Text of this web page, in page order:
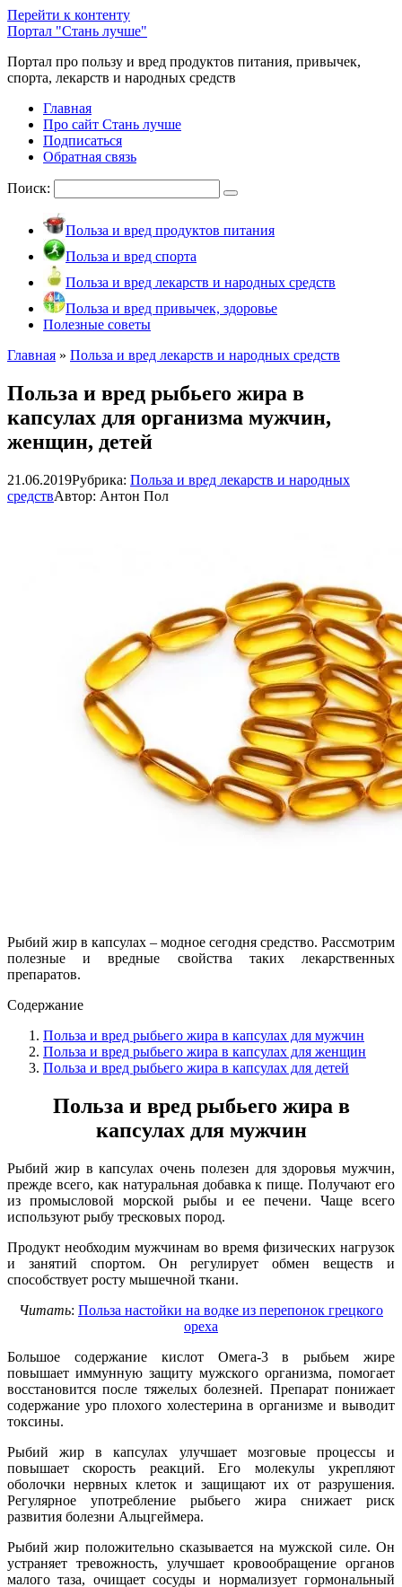
Перейти к контенту
Портал "Стань лучше"
Портал про пользу и вред продуктов питания, привычек,
спорта, лекарств и народных средств
Главная
Про сайт Стань лучше
Подписаться
Обратная связь
Поиск:
Польза и вред продуктов питания
Польза и вред спорта
Польза и вред лекарств и народных средств
Польза и вред привычек, здоровье
Полезные советы
Главная » Польза и вред лекарств и народных средств
Польза и вред рыбьего жира в
капсулах для организма мужчин,
женщин, детей
21.06.2019Рубрика: Польза и вред лекарств и народных
средствАвтор: Антон Пол
Рыбий жир в капсулах – модное сегодня средство. Рассмотрим
полезные и вредные свойства таких лекарственных
препаратов.
Содержание
Польза и вред рыбьего жира в капсулах для мужчин
Польза и вред рыбьего жира в капсулах для женщин
Польза и вред рыбьего жира в капсулах для детей
Польза и вред рыбьего жира в
капсулах для мужчин
Рыбий жир в капсулах очень полезен для здоровья мужчин,
прежде всего, как натуральная добавка к пище. Получают его
из промысловой морской рыбы и ее печени. Чаще всего
используют рыбу тресковых пород.
Продукт необходим мужчинам во время физических нагрузок
и занятий спортом. Он регулирует обмен веществ и
способствует росту мышечной ткани.
Читать: Польза настойки на водке из перепонок грецкого
ореха
Большое содержание кислот Омега-3 в рыбьем жире
повышает иммунную защиту мужского организма, помогает
восстановится после тяжелых болезней. Препарат понижает
содержание уро плохого холестерина в организме и выводит
токсины.
Рыбий жир в капсулах улучшает мозговые процессы и
повышает скорость реакций. Его молекулы укрепляют
оболочки нервных клеток и защищают их от разрушения.
Регулярное употребление рыбьего жира снижает риск
развития болезни Альцгеймера.
Рыбий жир положительно сказывается на мужской силе. Он
устраняет тревожность, улучшает кровообращение органов
малого таза, очищает сосуды и нормализует гормональный